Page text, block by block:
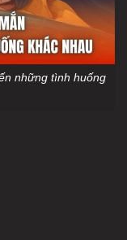
những tình huống